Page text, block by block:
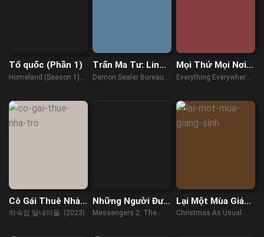
Tổ quốc (Phần 1)
Homeland (Season 1)
Trấn Ma Tư: Linh
Nguyên Bí Thuật
Demon Sealer Bureau
Mọi Thứ Mọi Nơi
Mọi Lúc
Everything Everywhere
Cô Gái Thuê Nhà
Trọ
하숙집 딸내미들 (2023)
Những Người Đưa
Tin 2
Messengers 2: The
Lại Một Mùa Giáng
Sinh
Christmas As Usual